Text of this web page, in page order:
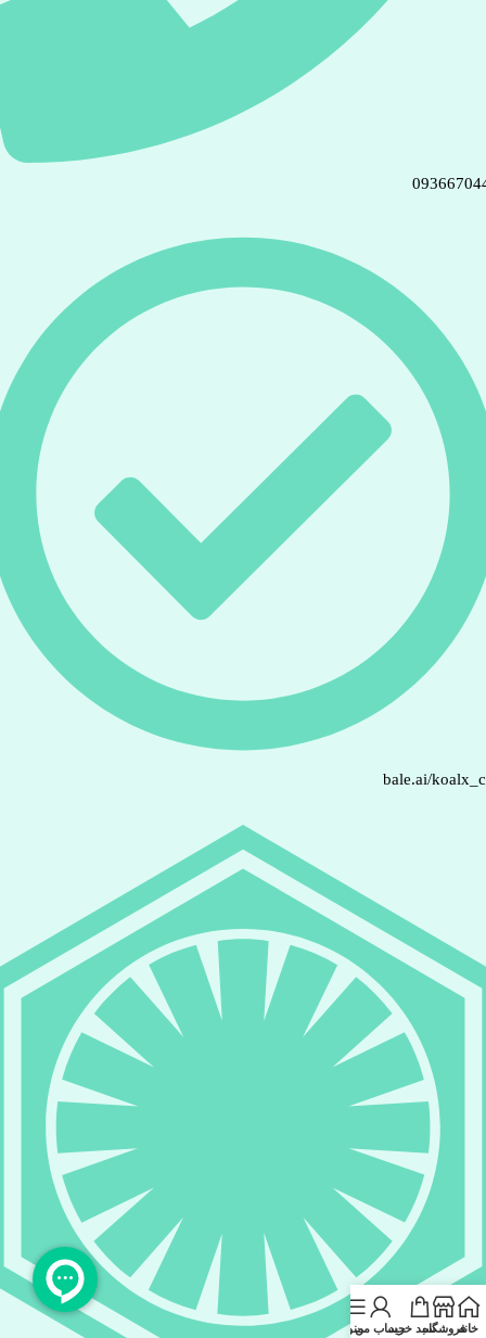
bale.ai/
خانهفروشگاهسبد خریدحساب منمنو